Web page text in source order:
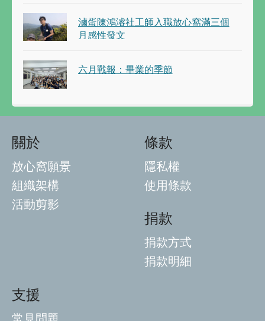
滷蛋陳鴻濬社工師入職放心窩滿三個
月感性發文
六月戰報：畢業的季節
關於
放心窩願景
組織架構
活動剪影
條款
隱私權
使用條款
捐款
捐款方式
捐款明細
支援
常見問題